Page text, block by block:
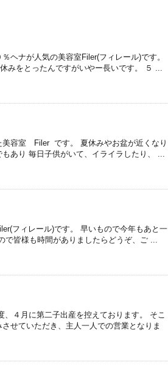
ヘナが人気の美容室Filer(フィレール)です。
みをとったんですがいやー長いです。 ５ ...
美容室 Filer です。 夏休みやお盆が近くなり
あり 毎日子供がいて、イライラしたり、 ...
フィレール)です。 早いもので今年もあと一
で皆様も時間がありましたらどうぞ、ご ...
４月に第二子出産を控えております。 そこ
せていただき、主人一人での営業となりま